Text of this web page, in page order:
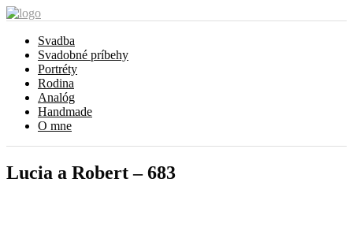
Svadba
Svadobné príbehy
Portréty
Rodina
Analóg
Handmade
O mne
Lucia a Robert – 683